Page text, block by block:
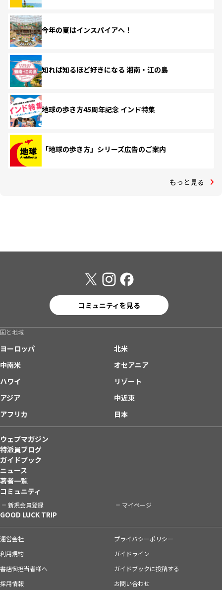
今年の夏はインスパイアへ！
知れば知るほど好きになる 湘南・江の島
地球の歩き方45周年記念 インド特集
「地球の歩き方」シリーズ広告のご案内
もっと見る
コミュニティを見る
国と地域
ヨーロッパ
北米
中南米
オセアニア
ハワイ
リゾート
アジア
中近東
アフリカ
日本
ウェブマガジン
特派員ブログ
ガイドブック
ニュース
著者一覧
コミュニティ
新規会員登録 マイページ
GOOD LUCK TRIP
運営会社
プライバシーポリシー
利用規約
ガイドライン
書店御担当者様へ
ガイドブックに投稿する
採用情報
お問い合わせ